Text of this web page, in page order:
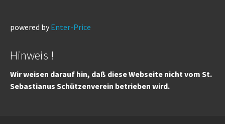
powered by Enter-Price
Hinweis !
Wir weisen darauf hin, daß diese Webseite nicht vom St.
Sebastianus Schützenverein betrieben wird.